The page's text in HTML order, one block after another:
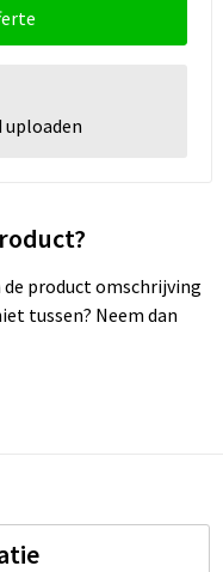
product omschrijving
tussen? Neem dan